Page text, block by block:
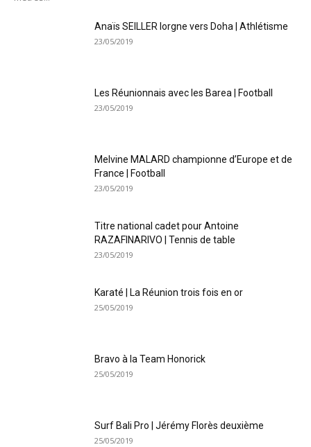
Anaïs SEILLER lorgne vers Doha | Athlétisme
23/05/2019
Les Réunionnais avec les Barea | Football
23/05/2019
Melvine MALARD championne d’Europe et de
France | Football
23/05/2019
Titre national cadet pour Antoine
RAZAFINARIVO | Tennis de table
23/05/2019
Karaté | La Réunion trois fois en or
25/05/2019
Bravo à la Team Honorick
25/05/2019
Surf Bali Pro | Jérémy Florès deuxième
25/05/2019